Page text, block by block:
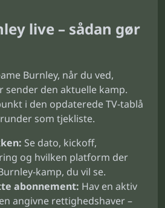
live – sådan gør
Burnley, når du ved,
sender den aktuelle kamp.
i den opdaterede TV-tablå
som tjekliste.
Se dato, kickoff,
og hvilken platform der
kamp, du vil se.
abonnement: Hav en aktiv
angivne rettighedshaver –